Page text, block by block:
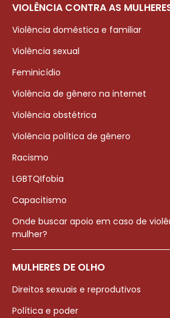
VIOLÊNCIA CONTRA AS
Violência doméstica e familiar
Violência sexual
Feminicídio
Violência de gênero na internet
Violência obstétrica
Violência política de gênero
Racismo
LGBTQIfobia
Capacitismo
Onde buscar apoio em caso de
mulher?
MULHERES DE OLHO
Direitos sexuais e reprodutivos
Política e poder